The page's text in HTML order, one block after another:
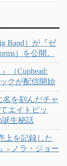
Band）が『ゼ
）を公開。
（Cuphead:
クが配信開始
名を刻んだチャ
エイトビッ
誕生秘話
上を記録した
- ノラ・ジョー